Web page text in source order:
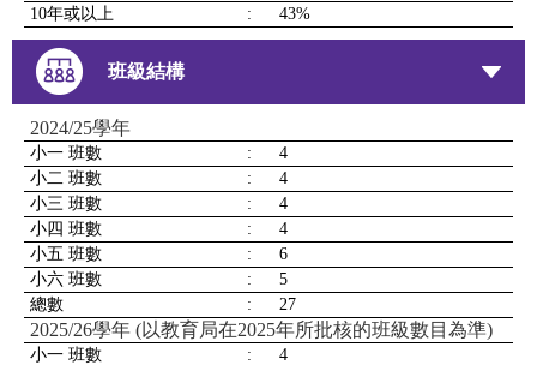
10年或以上
: 43%
班級結構
2024/25學年
小一 班數 :
4
小二 班數
:
4
小三 班數
:
4
小四 班數
:
4
小五 班數
:
6
小六 班數
:
5
總數
: 27
2025/26學年 (以教育局在2025年所批核的班級數目為準)
小一 班數 :
4